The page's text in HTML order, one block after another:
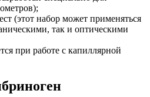
(этот набор может применяться
так и оптическими
при работе с капиллярной